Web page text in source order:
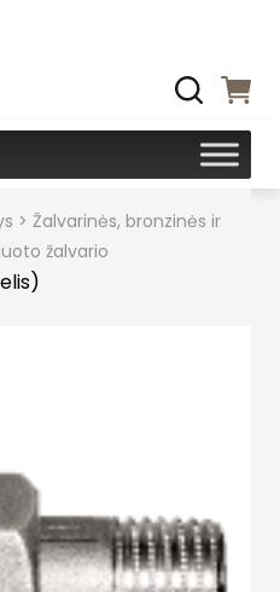
> Žalvarinės, bronzinės ir
žalvario